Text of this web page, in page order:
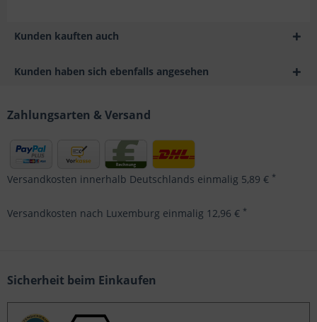
Kunden kauften auch
Kunden haben sich ebenfalls angesehen
Zahlungsarten & Versand
Versandkosten innerhalb Deutschlands einmalig 5,89 € *
Versandkosten nach Luxemburg einmalig 12,96 € *
Sicherheit beim Einkaufen